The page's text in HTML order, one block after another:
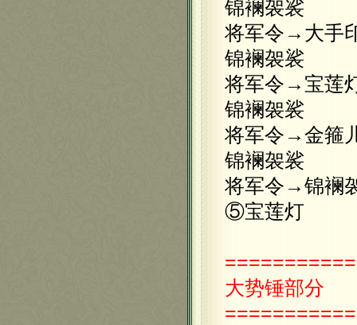
锦襕袈裟
将军令→大
锦襕袈裟
将军令→宝
锦襕袈裟
将军令→金
锦襕袈裟
将军令→锦襕
⑤宝莲灯
大势锤部分